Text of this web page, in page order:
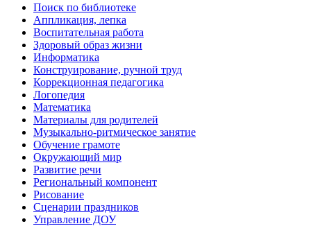
Поиск по библиотеке
Аппликация, лепка
Воспитательная работа
Здоровый образ жизни
Информатика
Конструирование, ручной труд
Коррекционная педагогика
Логопедия
Математика
Материалы для родителей
Музыкально-ритмическое занятие
Обучение грамоте
Окружающий мир
Развитие речи
Региональный компонент
Рисование
Сценарии праздников
Управление ДОУ